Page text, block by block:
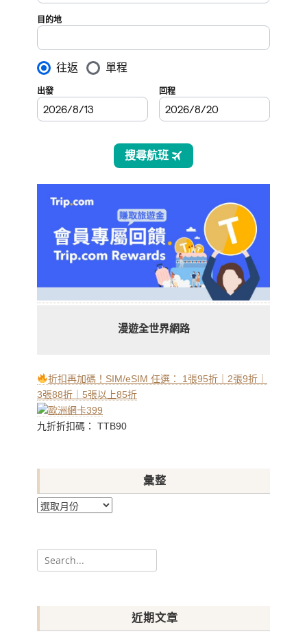
漫遊全世界網路
折扣再加碼！SIM/eSIM 任選： 1張95折｜2張9折｜
3張88折｜5張以上85折
九折折扣碼： TTB90
彙整
彙
Search
for:
近期文章